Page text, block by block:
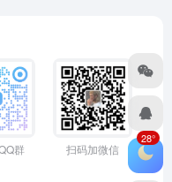
群 扫码加微信
28°